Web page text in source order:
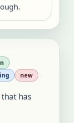
new
that has